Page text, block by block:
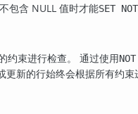
包含 NULL 值时才能SET
约束进行检查。 通过使用
更新的行始终会根据所有约